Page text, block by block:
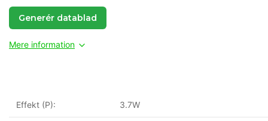
Generér datablad
Mere information
Effekt (P): 3.7W